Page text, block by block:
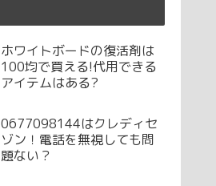
ホワイトボードの復活剤は
100均で買える!代用できる
アイテムはある?
0677098144はクレディセ
ゾン！電話を無視しても問
題ない？